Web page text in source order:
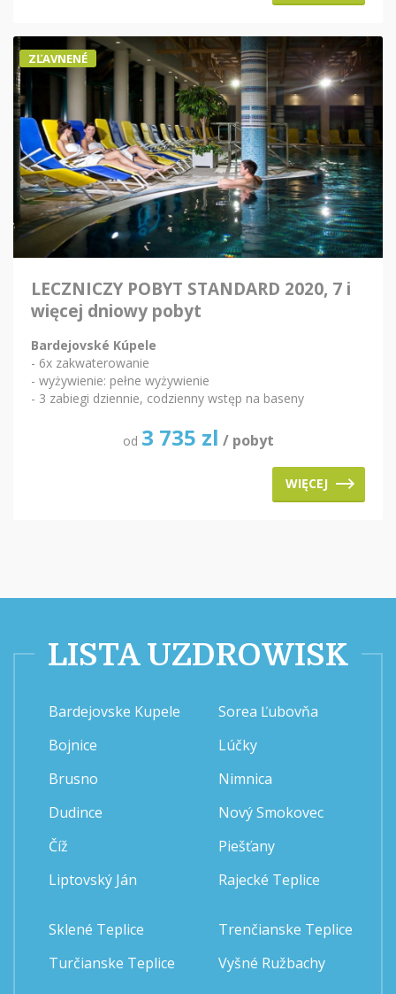
ZĽAVNENÉ
LECZNICZY POBYT STANDARD 2020, 7 i
więcej dniowy pobyt
Bardejovské Kúpele
- 6x zakwaterowanie
- wyżywienie: pełne wyżywienie
- 3 zabiegi dziennie, codzienny wstęp na baseny
od 3 735 zl / pobyt
WIĘCEJ
LISTA UZDROWISK
Bardejovske Kupele
Bojnice
Brusno
Dudince
Číž
Liptovský Ján
Sorea Ľubovňa
Lúčky
Nimnica
Nový Smokovec
Piešťany
Rajecké Teplice
Sklené Teplice
Turčianske Teplice
Trenčianske Teplice
Vyšné Ružbachy